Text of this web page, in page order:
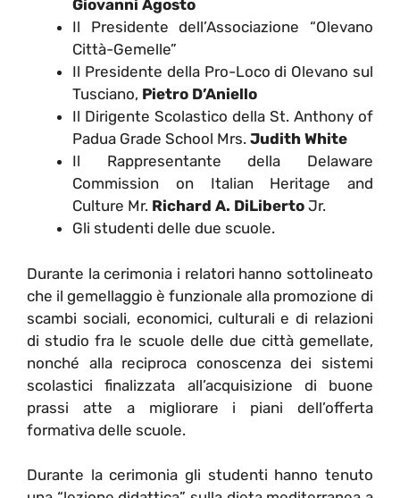
Giovanni Agosto
Il Presidente dell’Associazione “Olevano
Città-Gemelle”
Il Presidente della Pro-Loco di Olevano sul
Tusciano, Pietro D’Aniello
Il Dirigente Scolastico della St. Anthony of
Padua Grade School Mrs. Judith White
Il Rappresentante della Delaware
Commission on Italian Heritage and
Culture Mr. Richard A. DiLiberto Jr.
Gli studenti delle due scuole.
Durante la cerimonia i relatori hanno sottolineato
che il gemellaggio è funzionale alla promozione di
scambi sociali, economici, culturali e di relazioni
di studio fra le scuole delle due città gemellate,
nonché alla reciproca conoscenza dei sistemi
scolastici finalizzata all’acquisizione di buone
prassi atte a migliorare i piani dell’offerta
formativa delle scuole.
Durante la cerimonia gli studenti hanno tenuto